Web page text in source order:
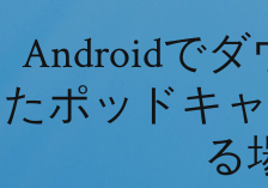
Androidで
たポッドキ
る